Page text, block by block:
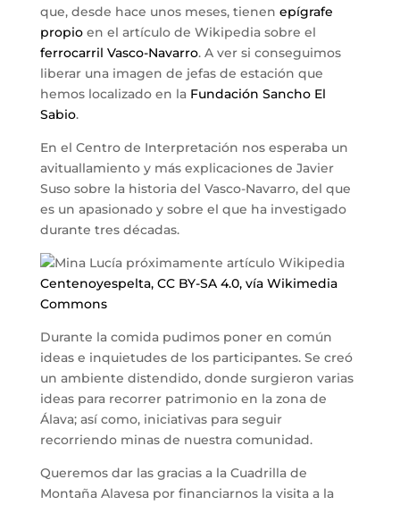
que, desde hace unos meses, tienen epígrafe
propioen el artículo de Wikipedia sobre el
ferrocarril Vasco-Navarro. A ver si conseguimos
liberar una imagen de jefas de estación que
hemos localizado en la Fundación Sancho El
Sabio.
En el Centro de Interpretación nos esperaba un
avituallamiento y más explicaciones de Javier
Suso sobre la historia del Vasco-Navarro, del que
es un apasionado y sobre el que ha investigado
durante tres décadas.
Centenoyespelta, CC BY-SA 4.0, vía Wikimedia
Commons
Durante la comida pudimos poner en común
ideas e inquietudes de los participantes. Se creó
un ambiente distendido, donde surgieron varias
ideas para recorrer patrimonio en la zona de
Álava; así como, iniciativas para seguir
recorriendo minas de nuestra comunidad.
Queremos dar las gracias a la Cuadrilla de
Montaña Alavesa por financiarnos la visita a la